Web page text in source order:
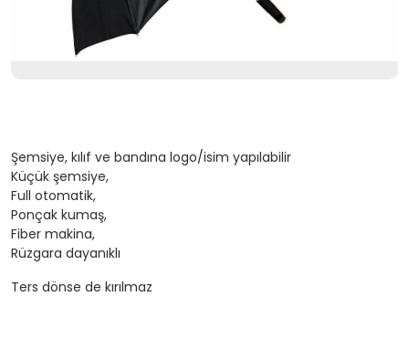
Şemsiye, kılıf ve bandına logo/isim yapılabilir
Küçük şemsiye,
Full otomatik,
Ponçak kumaş,
Fiber makina,
Rüzgara dayanıklı
Ters dönse de kırılmaz